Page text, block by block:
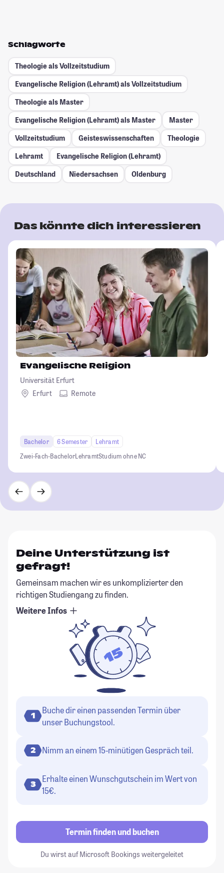
Schlagworte
Theologie als Vollzeitstudium
Evangelische Religion (Lehramt) als Vollzeitstudium
Theologie als Master
Evangelische Religion (Lehramt) als Master
Master
Vollzeitstudium
Geisteswissenschaften
Theologie
Lehramt
Evangelische Religion (Lehramt)
Deutschland
Niedersachsen Oldenburg
Das könnte dich interessieren
Evangelische Religion
Universität Erfurt
Erfurt
Remote
Bachelor 6 Semester
Lehramt
Zwei-Fach-BachelorLehramtStudium ohne NC
Deine Unterstützung ist
gefragt!
Gemeinsam machen wir es unkomplizierter den
richtigen Studiengang zu finden.
Weitere Infos
1
Buche dir einen passenden Termin über
unser Buchungstool.
2 Nimm an einem 15-minütigen Gespräch teil.
3
Erhalte einen Wunschgutschein im Wert von
15€.
Termin finden und buchen
Du wirst auf Microsoft Bookings weitergeleitet